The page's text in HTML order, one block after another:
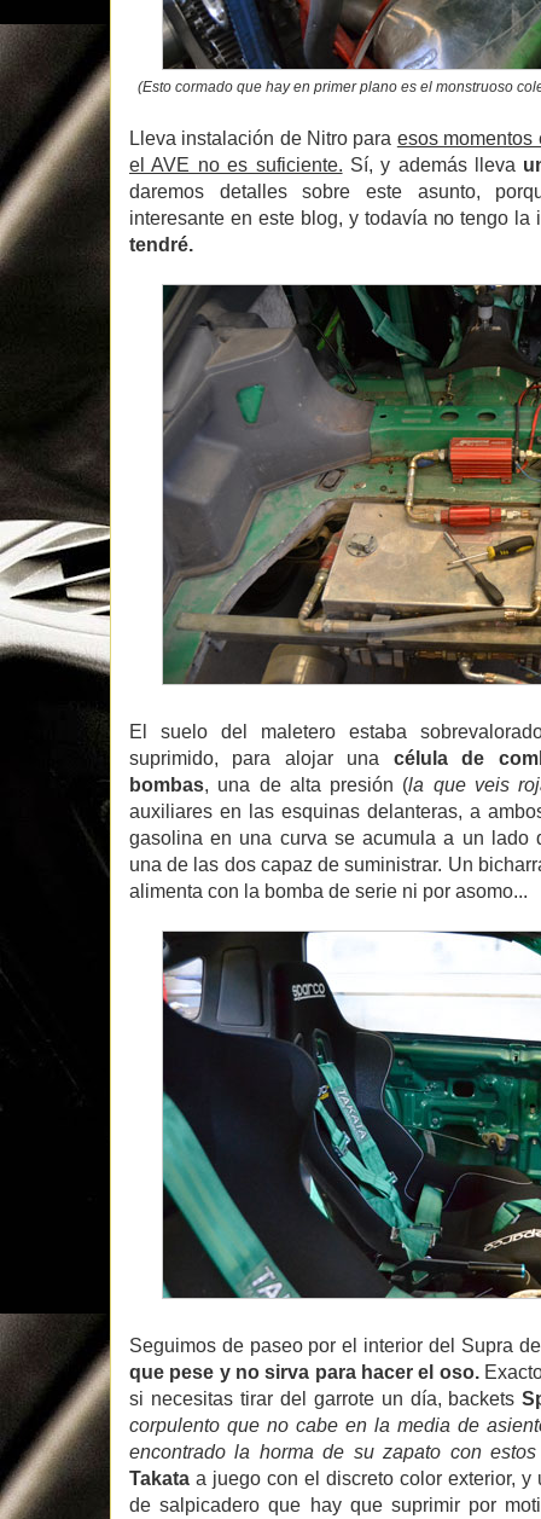
(Esto cormado que hay en primer plano es el monstruoso
Lleva instalación de Nitro para esos momentos
el AVE no es suficiente. Sí, y además lleva
daremos detalles sobre este asunto,
interesante en este blog, y todavía no tengo la
tendré.
El suelo del maletero estaba
suprimido, para alojar una célula de
bombas, una de alta presión (la que veis
auxiliares en las esquinas delanteras, a
gasolina en una curva se acumula a un lado
una de las dos capaz de suministrar. Un
alimenta con la bomba de serie ni por asomo...
Seguimos de paseo por el interior del Supra
que pese y no sirva para hacer el oso.
si necesitas tirar del garrote un día, backets
corpulento que no cabe en la media de
encontrado la horma de su zapato con
Takata a juego con el discreto color exterior,
de salpicadero que hay que suprimir por